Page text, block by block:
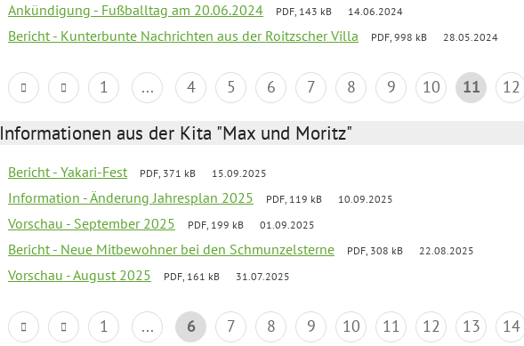
Ankündigung - Fußballtag am 20.06.2024 PDF, 143 kB 14.06.2024
Bericht - Kunterbunte Nachrichten aus der Roitzscher Villa PDF, 998 kB 28.05.2024
1 ... 4 5 6 7 8 9 10 11 12
Informationen aus der Kita "Max und Moritz"
Bericht - Yakari-Fest PDF, 371 kB 15.09.2025
Information - Änderung Jahresplan 2025 PDF, 119 kB 10.09.2025
Vorschau - September 2025 PDF, 199 kB 01.09.2025
Bericht - Neue Mitbewohner bei den Schmunzelsterne PDF, 308 kB 22.08.2025
Vorschau - August 2025 PDF, 161 kB 31.07.2025
1 ... 6 7 8 9 10 11 12 13 14